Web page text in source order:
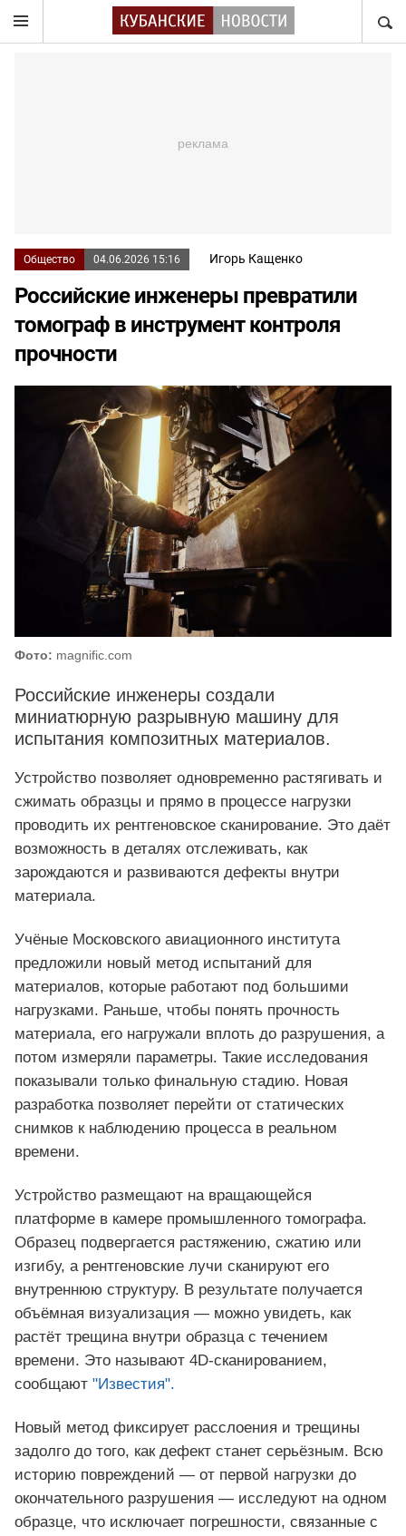
Общество 04.06.2026 15:16 Игорь Кащенко
Российские инженеры превратили
томограф в инструмент контроля
прочности
Фото: magnific.com
Российские инженеры создали
миниатюрную разрывную машину для
испытания композитных материалов.
Устройство позволяет одновременно растягивать и
сжимать образцы и прямо в процессе нагрузки
проводить их рентгеновское сканирование. Это даёт
возможность в деталях отслеживать, как
зарождаются и развиваются дефекты внутри
материала.
Учёные Московского авиационного института
предложили новый метод испытаний для
материалов, которые работают под большими
нагрузками. Раньше, чтобы понять прочность
материала, его нагружали вплоть до разрушения, а
потом измеряли параметры. Такие исследования
показывали только финальную стадию. Новая
разработка позволяет перейти от статических
снимков к наблюдению процесса в реальном
времени.
Устройство размещают на вращающейся
платформе в камере промышленного томографа.
Образец подвергается растяжению, сжатию или
изгибу, а рентгеновские лучи сканируют его
внутреннюю структуру. В результате получается
объёмная визуализация — можно увидеть, как
растёт трещина внутри образца с течением
времени. Это называют 4D‑сканированием,
сообщают "Известия".
Новый метод фиксирует расслоения и трещины
задолго до того, как дефект станет серьёзным. Всю
историю повреждений — от первой нагрузки до
окончательного разрушения — исследуют на одном
образце, что исключает погрешности, связанные с